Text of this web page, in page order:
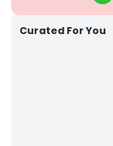
Curated For You